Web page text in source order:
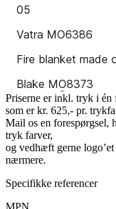
For at komme tilbage
Forudsætninger iforb.
Priserne er inkl. tryk i
som er kr. 625,- pr.
Mail os en forespørgsel,
tryk farver,
og vedhæft gerne
nærmere.
Specifikke referencer